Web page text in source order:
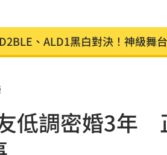
、ALD1黑白對決！神級舞
量下降 本週「蛋價漲3元」
OF LIFE飆唱 秀經典擦汗全場
7月大回檔！0050申購額再破紀錄
低調密婚3年